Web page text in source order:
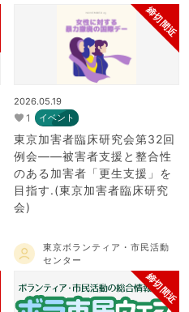
締切間近
2026.05.19
1 イベント
東京加害者臨床研究会第32回
例会――被害者支援と整合性
のある加害者「更生支援」を
目指す.(東京加害者臨床研究
会)
東京ボランティア・市民活動
センター
締切間近